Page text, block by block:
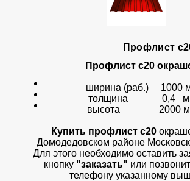
Профлист
Профлист с20
ширина (раб.) 1000
толщина 0,4
высота 2000
Купить профлист с20
Домодедовском районе
Для этого необходимо оставить
кнопку "заказать" или
телефону указанному